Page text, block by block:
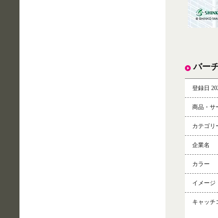
バー
登録日
商品・サ
カテゴリ
企業名
カラー
イメージ
キャッチ